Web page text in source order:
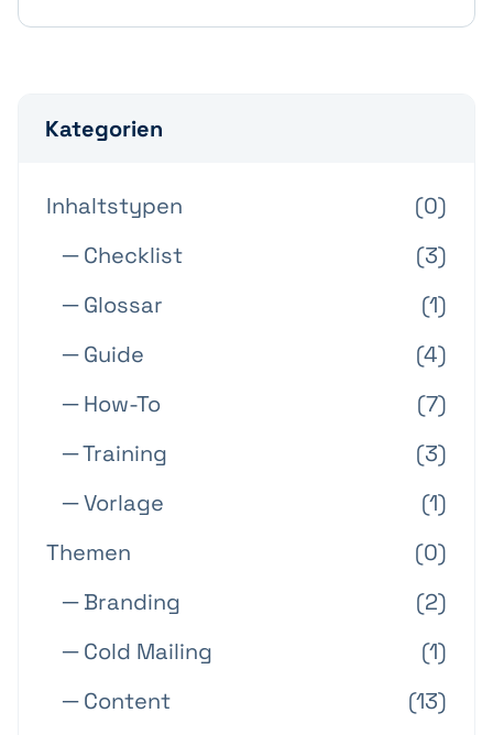
Kategorien
Inhaltstypen
(0)
─ Checklist
(3)
─ Glossar
(1)
─ Guide
(4)
─ How-To
(7)
─ Training
(3)
─ Vorlage
(1)
Themen
(0)
─ Branding
(2)
─ Cold Mailing
(1)
─ Content
(13)